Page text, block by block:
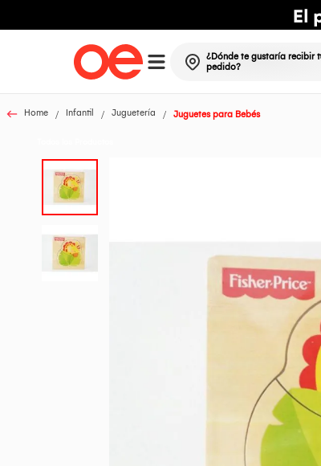
¿Dónde te gustaría recibir
pedido?
Home Infantil Juguetería Juguetes para Bebés